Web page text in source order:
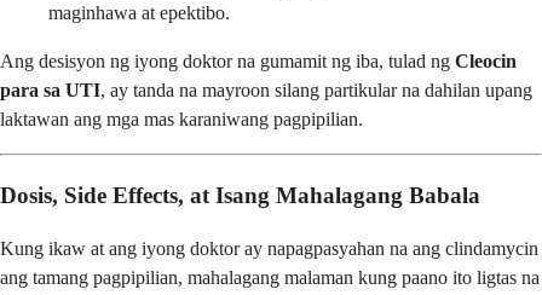
maginhawa at epektibo.
Ang desisyon ng iyong doktor na gumamit ng iba, tulad ng Cleocin
para sa UTI, ay tanda na mayroon silang partikular na dahilan upang
laktawan ang mga mas karaniwang pagpipilian.
Dosis, Side Effects, at Isang Mahalagang Babala
Kung ikaw at ang iyong doktor ay napagpasyahan na ang clindamycin
ang tamang pagpipilian, mahalagang malaman kung paano ito ligtas na